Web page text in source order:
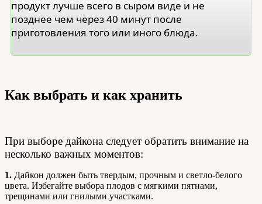
продукт лучше всего в сыром виде и не
позднее чем через 40 минут после
приготовления того или иного блюда.
Как выбрать и как хранить
При выборе дайкона следует обратить внимание на
несколько важных моментов:
1. Дайкон должен быть твердым, прочным и светло-белого
цвета. Избегайте выбора плодов с мягкими пятнами,
трещинами или гнилыми участками.